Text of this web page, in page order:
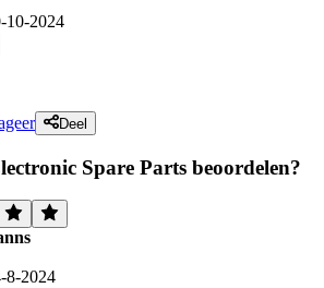
10-2024
Deel
Spare Parts beoordelen?
8-2024